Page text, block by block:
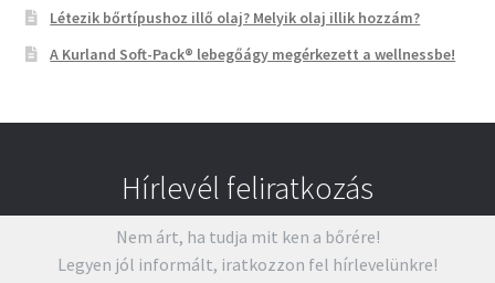
Létezik bőrtípushoz illő olaj? Melyik olaj illik hozzám?
A Kurland Soft-Pack® lebegőágy megérkezett a wellnessbe!
Hírlevél feliratkozás
Nem árt, ha tudja mit ken a bőrére!
Legyen jól informált, iratkozzon fel hírlevelünkre!